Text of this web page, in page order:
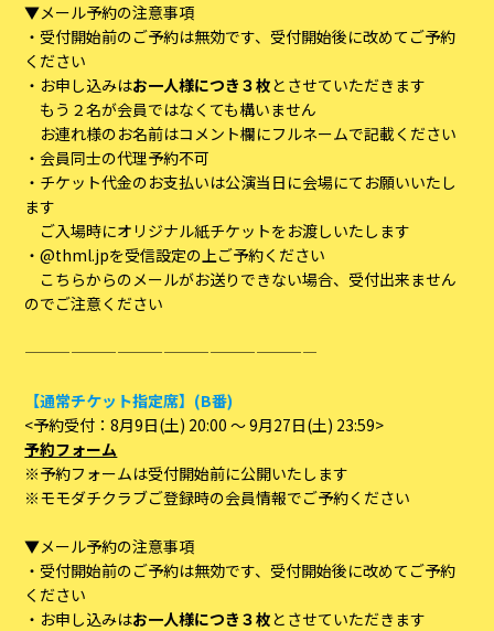
▼メール予約の注意事項
・受付開始前のご予約は無効です、受付開始後に改めてご予約
ください
・お申し込みはお一人様につき３枚とさせていただきます
もう２名が会員ではなくても構いません
お連れ様のお名前はコメント欄にフルネームで記載ください
・会員同士の代理予約不可
・チケット代金のお支払いは公演当日に会場にてお願いいたし
ます
ご入場時にオリジナル紙チケットをお渡しいたします
・@thml.jpを受信設定の上ご予約ください
こちらからのメールがお送りできない場合、受付出来ません
のでご注意ください
———————————————————
【通常チケット指定席】(B番)
<予約受付：8月9日(土) 20:00 ～ 9月27日(土) 23:59>
予約フォーム
※予約フォームは受付開始前に公開いたします
※モモダチクラブご登録時の会員情報でご予約ください
▼メール予約の注意事項
・受付開始前のご予約は無効です、受付開始後に改めてご予約
ください
・お申し込みはお一人様につき３枚とさせていただきます